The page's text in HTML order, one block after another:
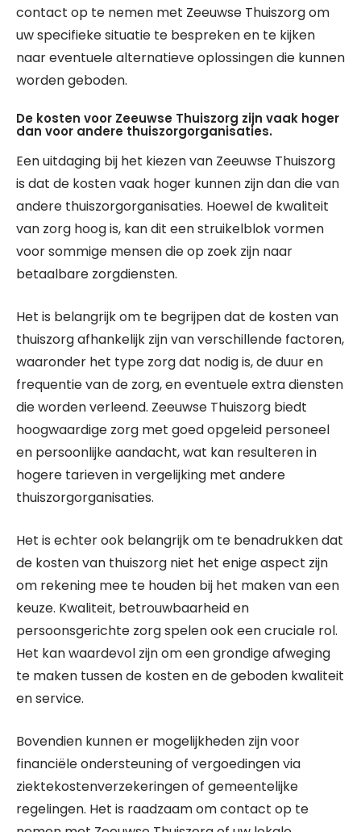
contact op te nemen met Zeeuwse Thuiszorg om
uw specifieke situatie te bespreken en te kijken
naar eventuele alternatieve oplossingen die kunnen
worden geboden.
De kosten voor Zeeuwse Thuiszorg zijn vaak hoger
dan voor andere thuiszorgorganisaties.
Een uitdaging bij het kiezen van Zeeuwse Thuiszorg
is dat de kosten vaak hoger kunnen zijn dan die van
andere thuiszorgorganisaties. Hoewel de kwaliteit
van zorg hoog is, kan dit een struikelblok vormen
voor sommige mensen die op zoek zijn naar
betaalbare zorgdiensten.
Het is belangrijk om te begrijpen dat de kosten van
thuiszorg afhankelijk zijn van verschillende factoren,
waaronder het type zorg dat nodig is, de duur en
frequentie van de zorg, en eventuele extra diensten
die worden verleend. Zeeuwse Thuiszorg biedt
hoogwaardige zorg met goed opgeleid personeel
en persoonlijke aandacht, wat kan resulteren in
hogere tarieven in vergelijking met andere
thuiszorgorganisaties.
Het is echter ook belangrijk om te benadrukken dat
de kosten van thuiszorg niet het enige aspect zijn
om rekening mee te houden bij het maken van een
keuze. Kwaliteit, betrouwbaarheid en
persoonsgerichte zorg spelen ook een cruciale rol.
Het kan waardevol zijn om een grondige afweging
te maken tussen de kosten en de geboden kwaliteit
en service.
Bovendien kunnen er mogelijkheden zijn voor
financiële ondersteuning of vergoedingen via
ziektekostenverzekeringen of gemeentelijke
regelingen. Het is raadzaam om contact op te